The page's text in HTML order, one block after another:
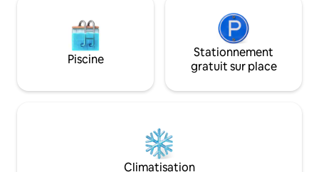
Piscine
Stationnement
gratuit sur place
Climatisation